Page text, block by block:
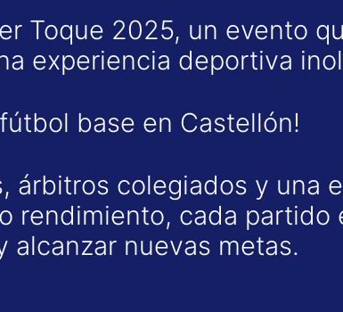
Toque 2025, un evento
experiencia deportiva
base en Castellón!
árbitros colegiados y una
rendimiento, cada partido
alcanzar nuevas metas.